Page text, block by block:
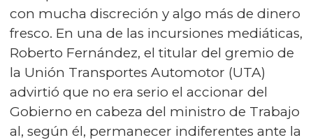
con mucha discreción y algo más de dinero
fresco. En una de las incursiones mediáticas,
Roberto Fernández, el titular del gremio de
la Unión Transportes Automotor (UTA)
advirtió que no era serio el accionar del
Gobierno en cabeza del ministro de Trabajo
al, según él, permanecer indiferentes ante la